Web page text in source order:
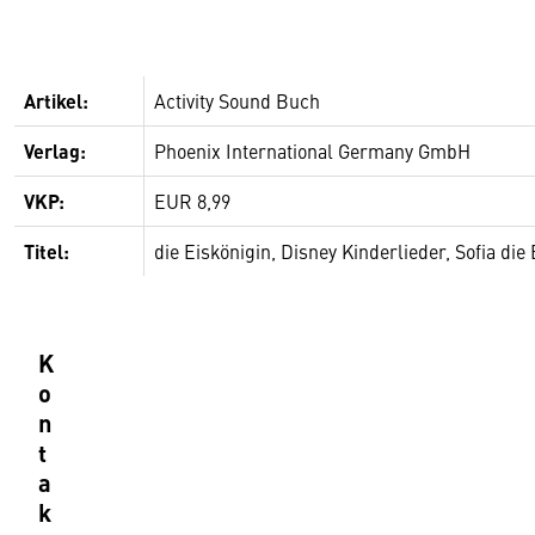
Artikel: Activity Sound Buch
Verlag: Phoenix International Germany GmbH
VKP: EUR 8,99
Titel: die Eiskönigin, Disney Kinderlieder, Sofia
K
o
n
t
a
k